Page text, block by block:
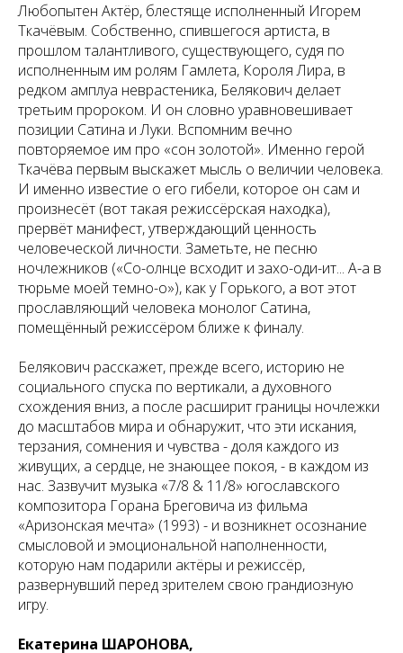
Любопытен Актёр, блестяще исполненный Игорем
Ткачёвым. Собственно, спившегося артиста, в
прошлом талантливого, существующего, судя по
исполненным им ролям Гамлета, Короля Лира, в
редком амплуа неврастеника, Белякович делает
третьим пророком. И он словно уравновешивает
позиции Сатина и Луки. Вспомним вечно
повторяемое им про «сон золотой». Именно герой
Ткачёва первым выскажет мысль о величии человека.
И именно известие о его гибели, которое он сам и
произнесёт (вот такая режиссёрская находка),
прервёт манифест, утверждающий ценность
человеческой личности. Заметьте, не песню
ночлежников («Со-олнце всходит и захо-оди-ит... А-а в
тюрьме моей темно-о»), как у Горького, а вот этот
прославляющий человека монолог Сатина,
помещённый режиссёром ближе к финалу.
Белякович расскажет, прежде всего, историю не
социального спуска по вертикали, а духовного
схождения вниз, а после расширит границы ночлежки
до масштабов мира и обнаружит, что эти искания,
терзания, сомнения и чувства - доля каждого из
живущих, а сердце, не знающее покоя, - в каждом из
нас. Зазвучит музыка «7/8 & 11/8» югославского
композитора Горана Бреговича из фильма
«Аризонская мечта» (1993) - и возникнет осознание
смысловой и эмоциональной наполненности,
которую нам подарили актёры и режиссёр,
развернувший перед зрителем свою грандиозную
игру.
Екатерина ШАРОНОВА,